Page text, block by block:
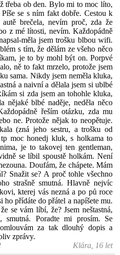
třeba ob den. Bylo mi to moc líto,
se s ním fakt dobře. Cestou k
brečela, nevím proč, zda že
z mé lítosti, nevím. Každopádně
měla jsem trošku blbou wifi.
s tím, že dělám ze všeho něco
je to by mohl být on. Porpvé
ně to fakt mrzelo, protože jsem
sama. Nikdy jsem neměla kluka,
a naivní a dělala jsem si ublbé
si zda jsem an tohohle kluka,
nějaké blbé naděje, neděla něco
řeším otázku, zda mu
ne. Protože nějak to neopětuje.
(zná jeho sestru, a trošku od
moc honedj kluk, s holkama to
je to takovej ten gentleman,
se líbil spoustě holkám. Není
Doufám, že chápete. Mám
Snažit se? A proč tohle všechno
strašně smutná. Hlavně nejvíc
kterej vás nezná a po pů roce
ho přídáte do přátel a napíšete mu.
se vám líbí, že? Jsem neštastná,
smutná. Poradte mi prosím. Se
za tak dlouhý dopis a
zprávy.
Klára, 16 let